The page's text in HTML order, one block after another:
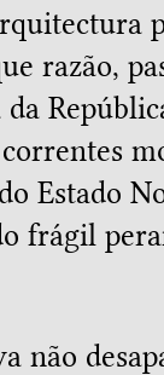
razão,
Estado
frágil
não